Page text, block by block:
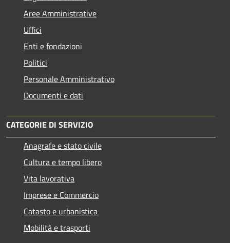
Aree Amministrative
Uffici
Enti e fondazioni
Politici
Personale Amministrativo
Documenti e dati
CATEGORIE DI SERVIZIO
Anagrafe e stato civile
Cultura e tempo libero
Vita lavorativa
Imprese e Commercio
Catasto e urbanistica
Mobilità e trasporti